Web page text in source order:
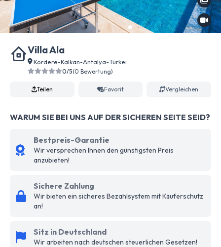
Villa Ala
Kördere-Kalkan-Antalya-Türkei
0/5(0 Bewertung)
Teilen Favorit Vergleichen
WARUM SIE BEI UNS AUF DER SICHEREN SEITE SEID?
Bestpreis-Garantie
Wir versprechen Ihnen den günstigsten Preis
anzubieten!
Sichere Zahlung
Wir bieten ein sicheres Bezahlsystem mit Käuferschutz
an!
Sitz in Deutschland
Wir arbeiten nach deutschen steuerlichen Gesetzen!